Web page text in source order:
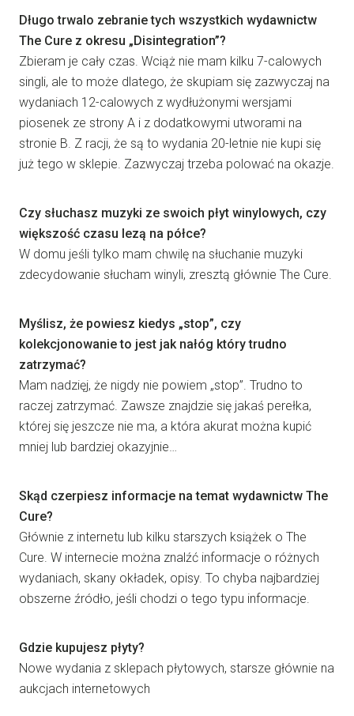
Długo trwalo zebranie tych wszystkich wydawnictw
The Cure z okresu „Disintegration”?
Zbieram je cały czas. Wciąż nie mam kilku 7-calowych
singli, ale to może dlatego, że skupiam się zazwyczaj na
wydaniach 12-calowych z wydłużonymi wersjami
piosenek ze strony A i z dodatkowymi utworami na
stronie B. Z racji, że są to wydania 20-letnie nie kupi się
już tego w sklepie. Zazwyczaj trzeba polować na okazje.
Czy słuchasz muzyki ze swoich płyt winylowych, czy
większość czasu lezą na półce?
W domu jeśli tylko mam chwilę na słuchanie muzyki
zdecydowanie słucham winyli, zresztą głównie The Cure.
Myślisz, że powiesz kiedys „stop”, czy
kolekcjonowanie to jest jak nałóg który trudno
zatrzymać?
Mam nadzięj, że nigdy nie powiem „stop”. Trudno to
raczej zatrzymać. Zawsze znajdzie się jakaś perełka,
której się jeszcze nie ma, a która akurat można kupić
mniej lub bardziej okazyjnie…
Skąd czerpiesz informacje na temat wydawnictw The
Cure?
Głównie z internetu lub kilku starszych książek o The
Cure. W internecie można znalźć informacje o różnych
wydaniach, skany okładek, opisy. To chyba najbardziej
obszerne źródło, jeśli chodzi o tego typu informacje.
Gdzie kupujesz płyty?
Nowe wydania z sklepach płytowych, starsze głównie na
aukcjach internetowych